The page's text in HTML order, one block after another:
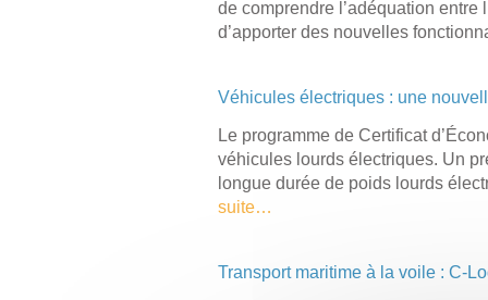
de comprendre l’adéquation
d’apporter des nouvelles
Véhicules électriques : une
Le programme de Certificat
véhicules lourds électriques. Un
longue durée de poids lourds
suite…
Transport maritime à la voile : C-